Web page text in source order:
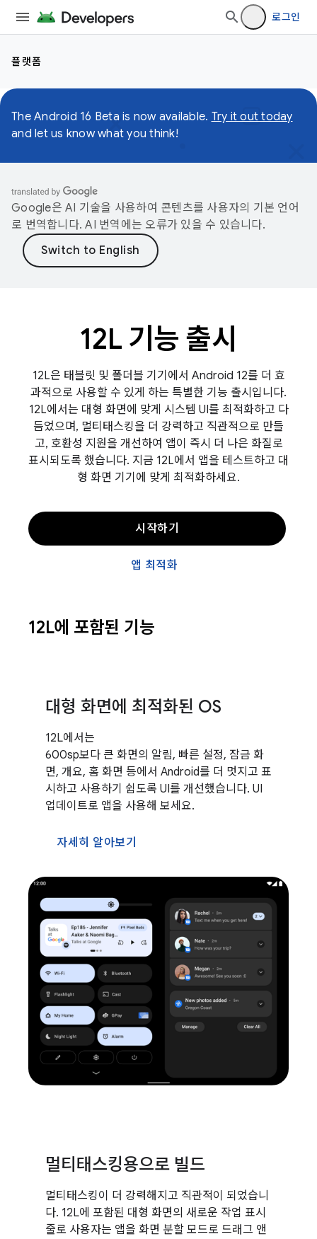
로그인
플랫폼
The Android 16 Beta is now available. Try it out today
and let us know what you think!
Google은 AI 기술을 사용하여 콘텐츠를 사용자의 기본 언어
로 번역합니다. AI 번역에는 오류가 있을 수 있습니다.
12L 기능 출시
12L은 태블릿 및 폴더블 기기에서 Android 12를 더 효
과적으로 사용할 수 있게 하는 특별한 기능 출시입니다.
12L에서는 대형 화면에 맞게 시스템 UI를 최적화하고 다
듬었으며, 멀티태스킹을 더 강력하고 직관적으로 만들
고, 호환성 지원을 개선하여 앱이 즉시 더 나은 화질로
표시되도록 했습니다. 지금 12L에서 앱을 테스트하고 대
형 화면 기기에 맞게 최적화하세요.
시작하기
앱 최적화
12L에 포함된 기능
대형 화면에 최적화된 OS
12L에서는
600sp보다 큰 화면의 알림, 빠른 설정, 잠금 화
면, 개요, 홈 화면 등에서 Android를 더 멋지고 표
시하고 사용하기 쉽도록 UI를 개선했습니다. UI
업데이트로 앱을 사용해 보세요.
자세히 알아보기
멀티태스킹용으로 빌드
멀티태스킹이 더 강력해지고 직관적이 되었습니
다. 12L에 포함된 대형 화면의 새로운 작업 표시
줄로 사용자는 앱을 화면 분할 모드로 드래그 앤